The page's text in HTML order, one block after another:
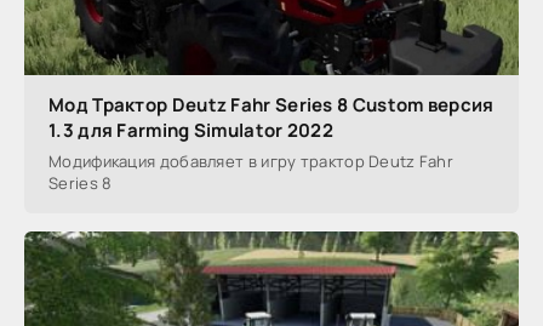
Мод Трактор Deutz Fahr Series 8 Custom версия
1.3 для Farming Simulator 2022
Модификация добавляет в игру трактор Deutz Fahr
Series 8